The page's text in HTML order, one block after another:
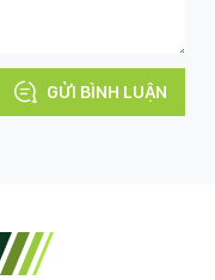
GỬI BÌNH LUẬN